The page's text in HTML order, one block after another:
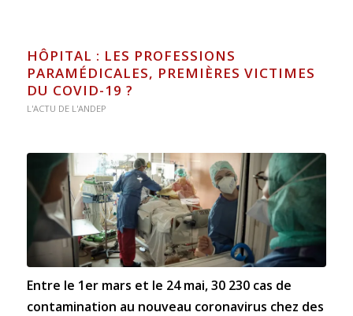
HÔPITAL : LES PROFESSIONS
PARAMÉDICALES, PREMIÈRES VICTIMES
DU COVID-19 ?
L'ACTU DE L'ANDEP
Entre le 1er mars et le 24 mai, 30 230 cas de
contamination au nouveau coronavirus chez des